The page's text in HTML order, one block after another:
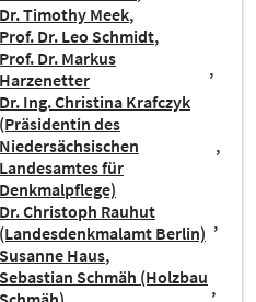
Dr. Timothy Meek
Prof. Dr. Leo Schmidt
Prof. Dr. Markus
Harzenetter
Dr. Ing. Christina Krafczyk
(Präsidentin des
Niedersächsischen
Landesamtes für
Denkmalpflege)
Dr. Christoph Rauhut
(Landesdenkmalamt Berlin)
Susanne Haus
Sebastian Schmäh (Holzbau